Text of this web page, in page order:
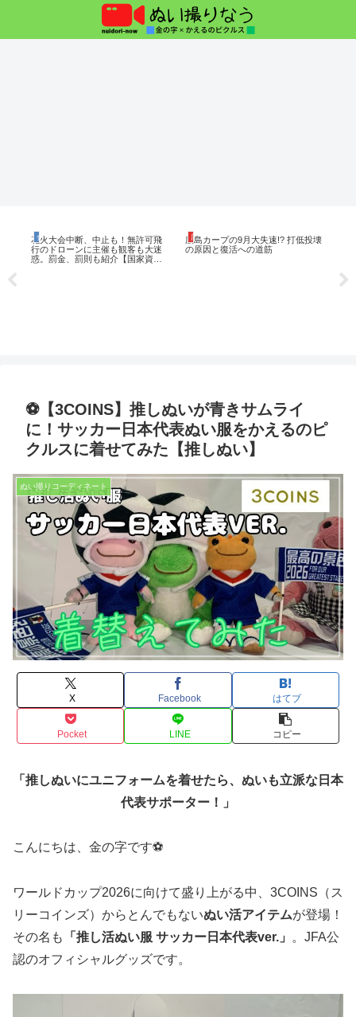
金の字の日常ブログ
花火大会中断、中止も！無許可飛
行のドローンに主催も観客も大迷
惑。罰金、罰則も紹介【国家資格
広島東洋カープの記事
広島カープの9月大失速!? 打低投壊
の原因と復活への道筋
事
⚽【3COINS】推しぬいが青きサムライ
に！サッカー日本代表ぬい服をかえるのピ
クルスに着せてみた【推しぬい】
ぬい撮りコーディネート
X Facebook はてブ
Pocket LINE コピー
「推しぬいにユニフォームを着せたら、ぬいも立派な日本
代表サポーター！」
こんにちは、金の字です⚽
ワールドカップ2026に向けて盛り上がる中、3COINS（ス
リーコインズ）からとんでもないぬい活アイテムが登場！
その名も
「推し活ぬい服 サッカー日本代表ver.」
。JFA公
認のオフィシャルグッズです。